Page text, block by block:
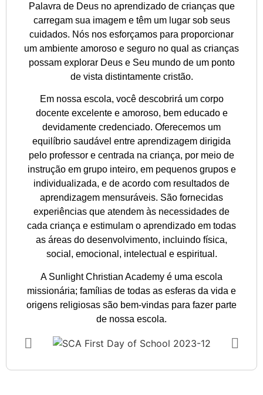
Palavra de Deus no aprendizado de crianças que
carregam sua imagem e têm um lugar sob seus
cuidados. Nós nos esforçamos para proporcionar
um ambiente amoroso e seguro no qual as crianças
possam explorar Deus e Seu mundo de um ponto
de vista distintamente cristão.
Em nossa escola, você descobrirá um corpo
docente excelente e amoroso, bem educado e
devidamente credenciado. Oferecemos um
equilíbrio saudável entre aprendizagem dirigida
pelo professor e centrada na criança, por meio de
instrução em grupo inteiro, em pequenos grupos e
individualizada, e de acordo com resultados de
aprendizagem mensuráveis. São fornecidas
experiências que atendem às necessidades de
cada criança e estimulam o aprendizado em todas
as áreas do desenvolvimento, incluindo física,
social, emocional, intelectual e espiritual.
A Sunlight Christian Academy é uma escola
missionária; famílias de todas as esferas da vida e
origens religiosas são bem-vindas para fazer parte
de nossa escola.